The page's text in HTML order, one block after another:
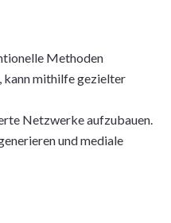
Methoden
kann mithilfe gezielter
Netzwerke aufzubauen.
und mediale